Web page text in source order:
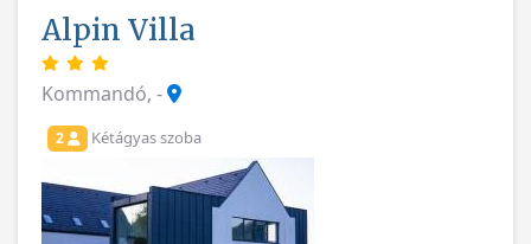
Alpin Villa
Kommandó, -
2 Kétágyas szoba